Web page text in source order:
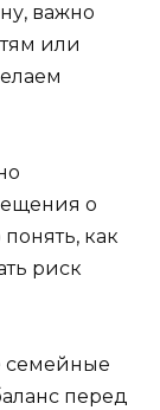
важно
или
о
как
риск
семейные
перед